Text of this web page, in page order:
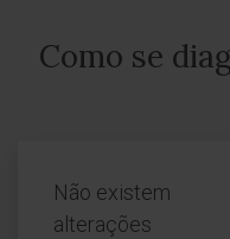
Como se
Não existem
alterações